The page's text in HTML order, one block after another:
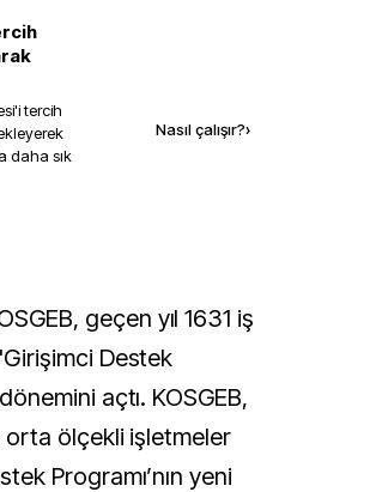
'i tercih
daha sık
Nasıl çalışır?›
geçen yıl 1631 iş
Destek
açtı. KOSGEB,
ölçekli işletmeler
Programı’nın yeni